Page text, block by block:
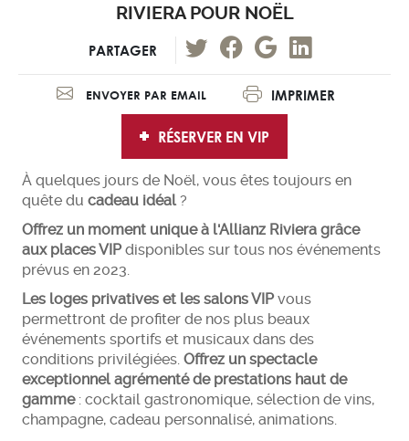
RIVIERA POUR NOËL
PARTAGER
ENVOYER PAR EMAIL IMPRIMER
RÉSERVER EN VIP
À quelques jours de Noël, vous êtes toujours en
quête du cadeau idéal?
Offrez un moment unique à l'Allianz Riviera grâce
aux places VIPdisponibles sur tous nos événements
prévus en 2023.
Les loges privatives et les salons VIPvous
permettront de profiter de nos plus beaux
événements sportifs et musicaux dans des
conditions privilégiées. Offrez un spectacle
exceptionnel agrémenté de prestations haut de
gamme : cocktail gastronomique, sélection de vins,
champagne, cadeau personnalisé, animations.